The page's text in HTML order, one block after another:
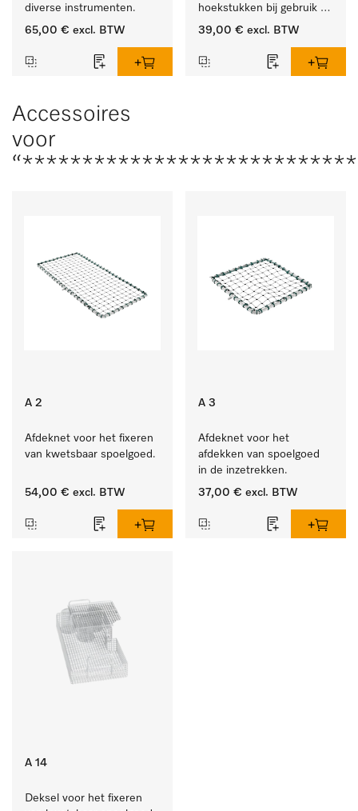
diverse instrumenten.
65,00 € excl. BTW
hoekstukken bij gebruik
van AUF 1 of AUF 2.
39,00 € excl. BTW
Accessoires
voor
A 2
Afdeknet voor het fixeren
van kwetsbaar spoelgoed.
54,00 € excl. BTW
A 3
Afdeknet voor het
afdekken van spoelgoed
in de inzetrekken.
37,00 € excl. BTW
A 14
Deksel voor het fixeren